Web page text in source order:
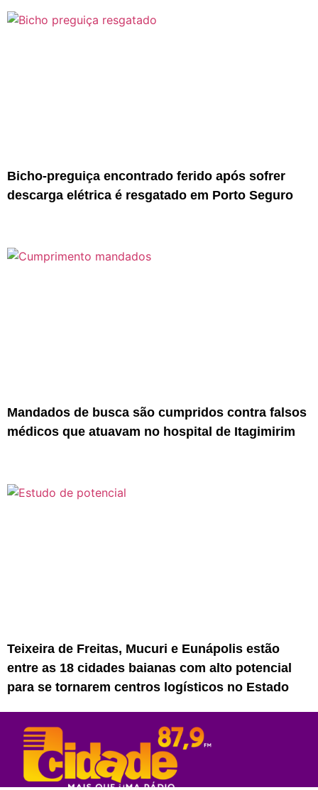
Bicho-preguiça encontrado ferido após sofrer
descarga elétrica é resgatado em Porto Seguro
Mandados de busca são cumpridos contra falsos
médicos que atuavam no hospital de Itagimirim
Teixeira de Freitas, Mucuri e Eunápolis estão
entre as 18 cidades baianas com alto potencial
para se tornarem centros logísticos no Estado